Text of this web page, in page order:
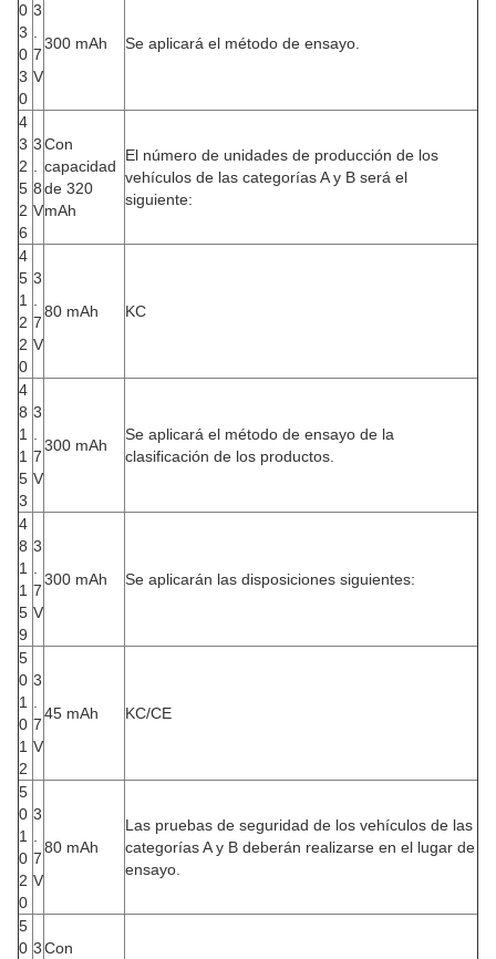
0
3
0
3
0
3
.
7
V
300 mAh Se aplicará el método de ensayo.
4
3
2
5
2
6
3
.
8
V
Con
capacidad
de 320
mAh
El número de unidades de producción de los
vehículos de las categorías A y B será el
siguiente:
4
5
1
2
2
0
3
.
7
V
80 mAh KC
4
8
1
1
5
3
3
.
7
V
300 mAh
Se aplicará el método de ensayo de la
clasificación de los productos.
4
8
1
1
5
9
3
.
7
V
300 mAh Se aplicarán las disposiciones siguientes:
5
0
1
0
1
2
3
.
7
V
45 mAh KC/CE
5
0
1
0
2
0
3
.
7
V
80 mAh
Las pruebas de seguridad de los vehículos de las
categorías A y B deberán realizarse en el lugar de
ensayo.
5
0 3Con